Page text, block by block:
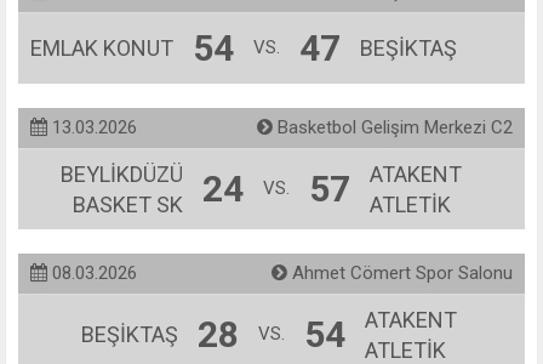
EMLAK KONUT 54 VS. 47 BEŞİKTAŞ
13.03.2026 Basketbol Gelişim Merkezi C2
BEYLİKDÜZÜ
BASKET SK
24 VS. 57
ATAKENT
ATLETİK
08.03.2026 Ahmet Cömert Spor Salonu
BEŞİKTAŞ 28 VS. 54
ATAKENT
ATLETİK